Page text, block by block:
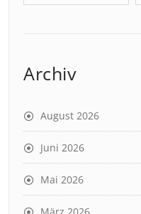
Archiv
August 2026
Juni 2026
Mai 2026